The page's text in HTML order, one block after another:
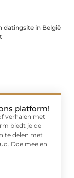
datingsite in België
platform!
verhalen met
biedt je de
te delen met
Doe mee en